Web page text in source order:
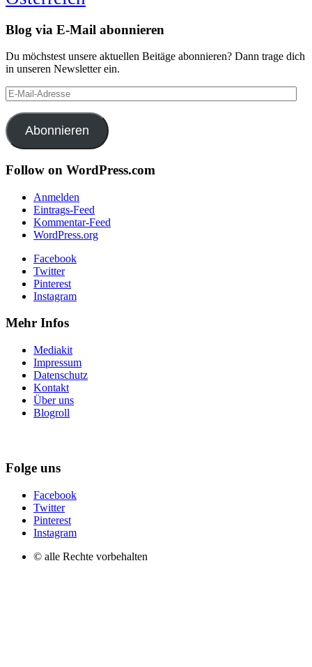
Blog via E-Mail abonnieren
Du möchstest unsere aktuellen Beitäge abonnieren? Dann trage dich
in unseren Newsletter ein.
E-
Mail-
Adresse
Abonnieren
Follow on WordPress.com
Anmelden
Eintrags-Feed
Kommentar-Feed
WordPress.org
Facebook
Twitter
Pinterest
Instagram
Mehr Infos
Mediakit
Impressum
Datenschutz
Kontakt
Über uns
Blogroll
Folge uns
Facebook
Twitter
Pinterest
Instagram
© alle Rechte vorbehalten